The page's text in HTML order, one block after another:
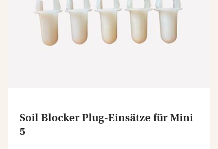
Soil Blocker Plug-Einsätze für Mini
5